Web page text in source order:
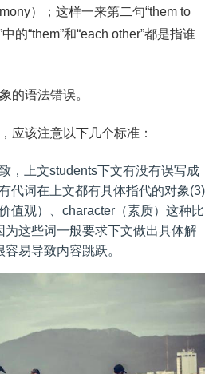
）；这样一来第二句“them to
的“them”和“each other”都是指谁
的语法错误。
应该注意以下几个标准：
，上文students下文有没有误写成
代词在上文都有具体指代的对象(3)
值观）、character（素质）这种比
为这些词一般要求下文做出具体解
易导致内容跳跃。